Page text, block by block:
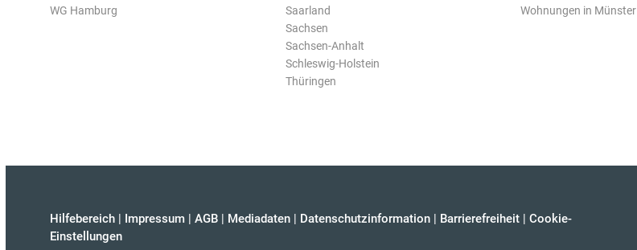
WG Hamburg
Saarland
Sachsen
Sachsen-Anhalt
Schleswig-Holstein
Thüringen
Wohnungen in Münster
Hilfebereich | Impressum | AGB | Mediadaten | Datenschutzinformation | Barrierefreiheit | Cookie-
Einstellungen